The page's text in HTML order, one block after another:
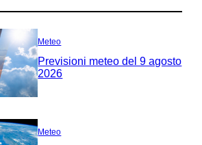
Meteo
Previsioni meteo del 9 agosto
2026
Meteo